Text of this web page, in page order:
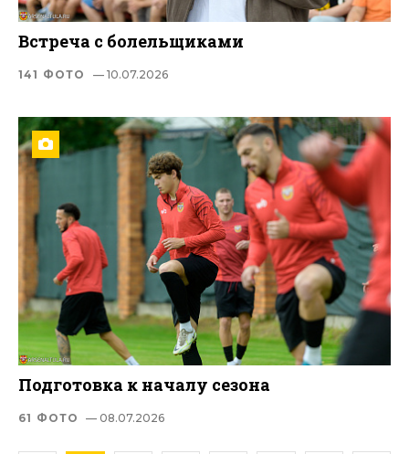
Встреча с болельщиками
141 ФОТО — 10.07.2026
Подготовка к началу сезона
61 ФОТО — 08.07.2026